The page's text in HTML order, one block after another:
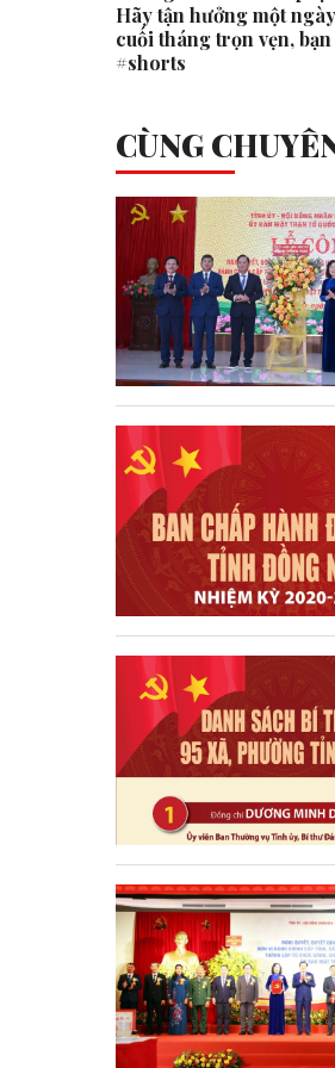
Hãy tận hưởng một ngày
cuối tháng trọn vẹn,
#shorts
CÙNG